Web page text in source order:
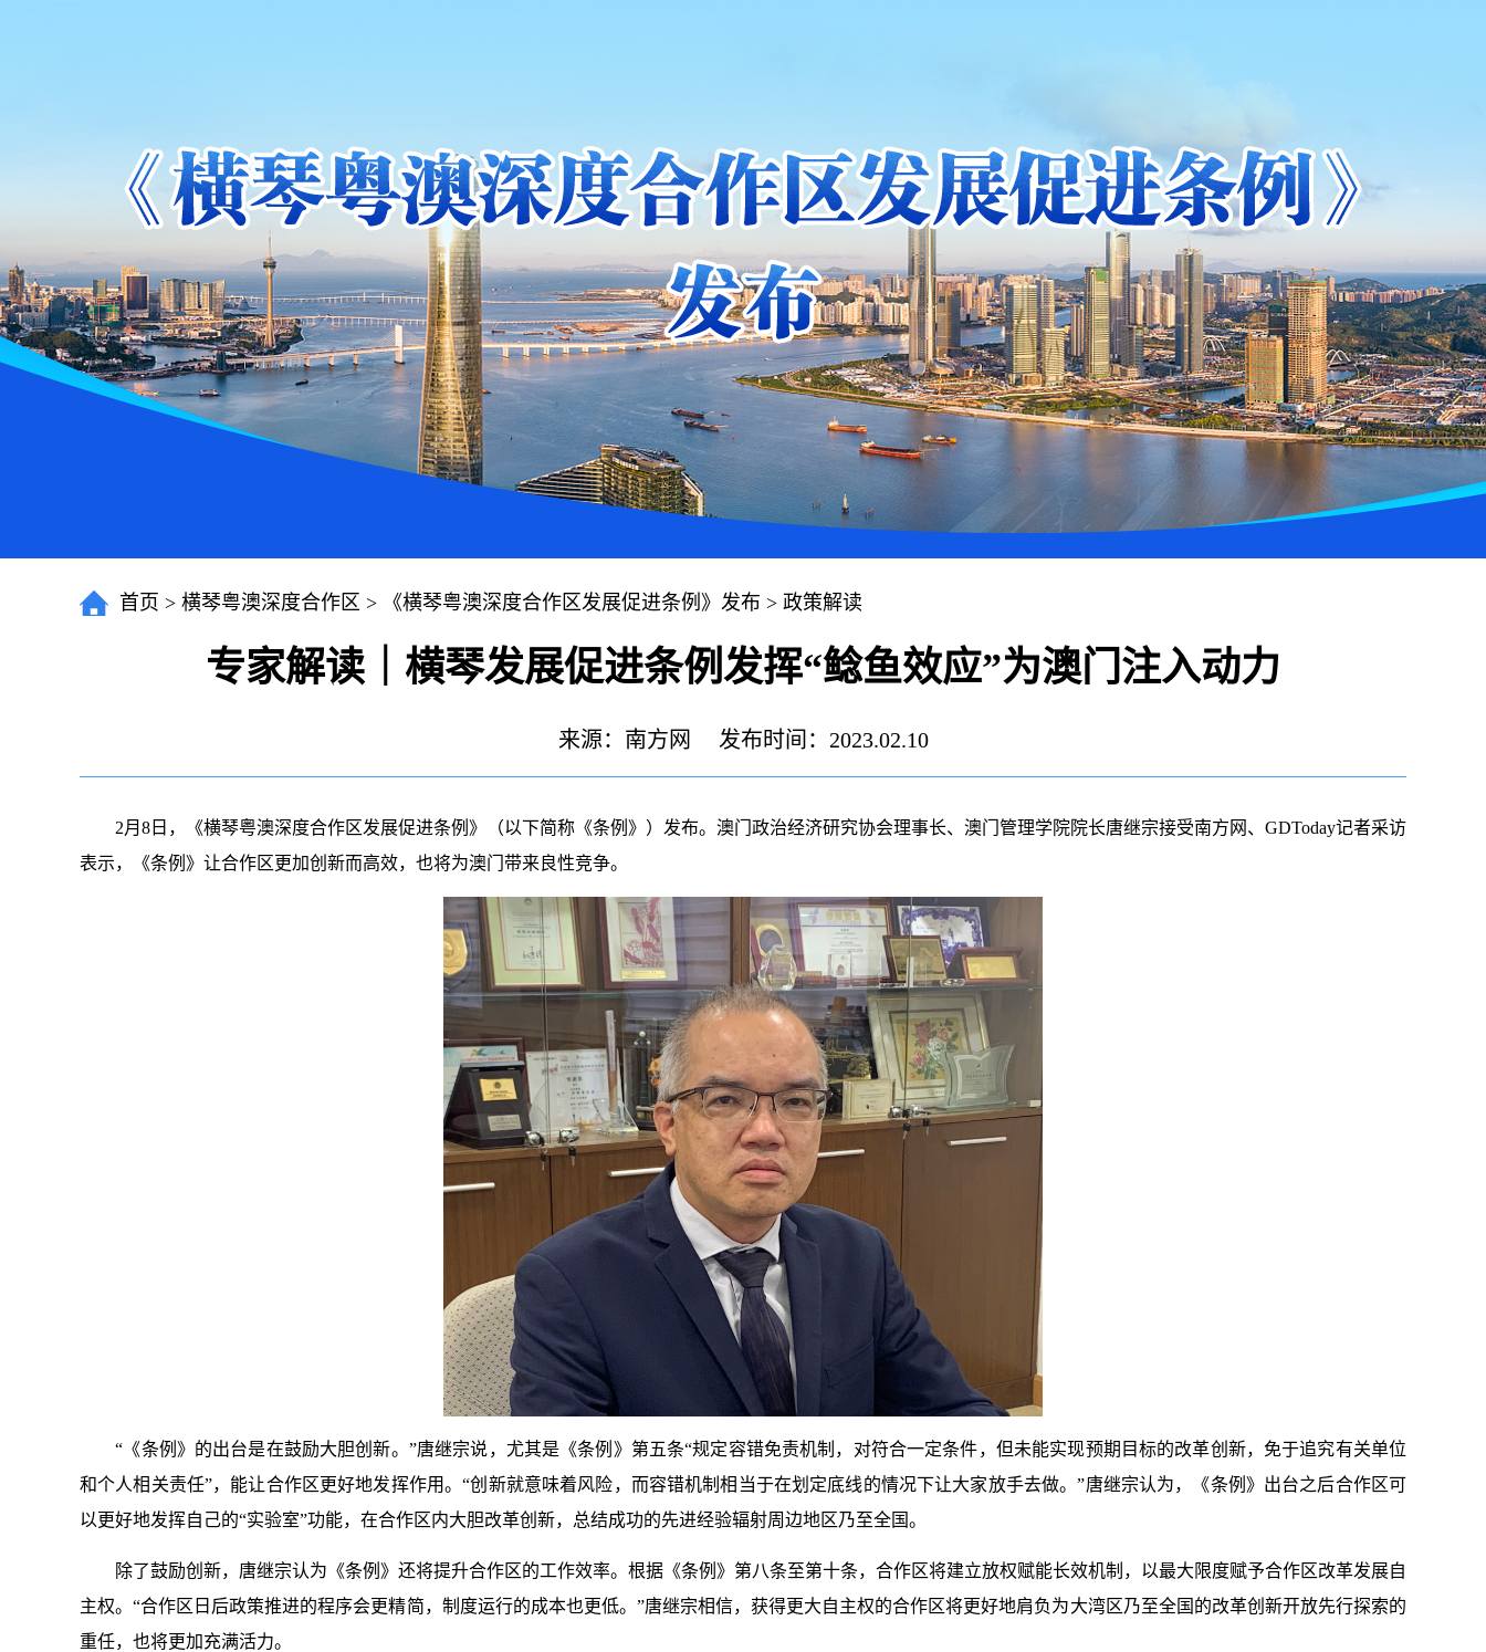
首页 > 横琴粤澳深度合作区 > 《横琴粤澳深度合作区发展促进条例》发布 > 政策解读
专家解读｜横琴发展促进条例发挥“鲶鱼效应”为澳门注入动力
来源：南方网 发布时间：2023.02.10
2月8日，《横琴粤澳深度合作区发展促进条例》（以下简称《条例》）发布。澳门政治经济研究协会理事长、澳门管理学院院长唐继宗接受南方网、GDToday记者采访
表示，《条例》让合作区更加创新而高效，也将为澳门带来良性竞争。
“《条例》的出台是在鼓励大胆创新。”唐继宗说，尤其是《条例》第五条“规定容错免责机制，对符合一定条件，但未能实现预期目标的改革创新，免于追究有关单位
和个人相关责任”，能让合作区更好地发挥作用。“创新就意味着风险，而容错机制相当于在划定底线的情况下让大家放手去做。”唐继宗认为，《条例》出台之后合作区可
以更好地发挥自己的“实验室”功能，在合作区内大胆改革创新，总结成功的先进经验辐射周边地区乃至全国。
除了鼓励创新，唐继宗认为《条例》还将提升合作区的工作效率。根据《条例》第八条至第十条，合作区将建立放权赋能长效机制，以最大限度赋予合作区改革发展自
主权。“合作区日后政策推进的程序会更精简，制度运行的成本也更低。”唐继宗相信，获得更大自主权的合作区将更好地肩负为大湾区乃至全国的改革创新开放先行探索的
重任，也将更加充满活力。